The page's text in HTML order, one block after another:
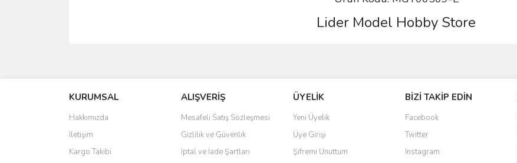
Lider Model Hobby Store
Ürün resmi kalitesiz, bozuk veya görüntülenemiyor.
Ürün açıklamasında eksik bilgiler bulunuyor.
Ürün bilgilerinde hatalar bulunuyor.
Ürün fiyatı diğer sitelerden daha pahalı.
KURUMSAL
Hakkımızda
İletişim
Kargo Takibi
ALIŞVERİŞ
Mesafeli Satış Sözleşmesi
Gizlilik ve Güvenlik
İptal ve İade Şartları
ÜYELİK
Yeni Üyelik
Üye Girişi
Şifremi Unuttum
BİZİ TAKİP EDİN
Facebook
Twitter
Instagram